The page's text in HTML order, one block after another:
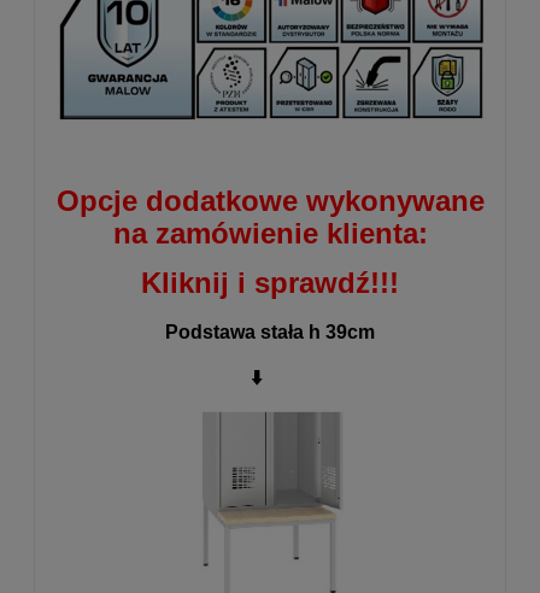
Opcje dodatkowe wykonywane
na zamówienie klienta:
Kliknij i sprawdź!!!
Podstawa stała h 39cm
⬇️